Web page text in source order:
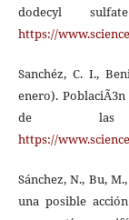
dodecyl
https://
Sanchéz, C. I.,
enero).
de las
https://
Sánchez, N., Bu,
una posible